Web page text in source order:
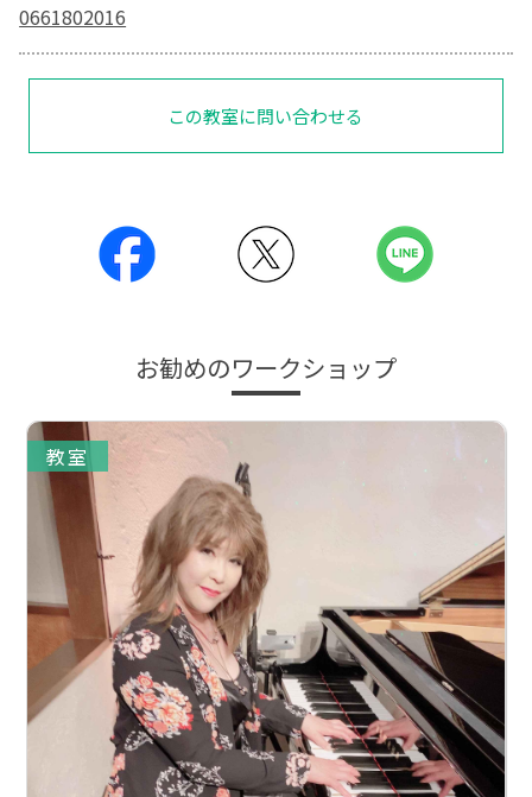
0661802016
この教室に問い合わせる
お勧めのワークショップ
教室